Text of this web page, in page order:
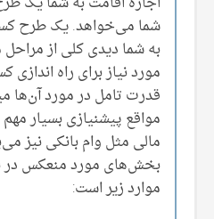
شما می‌‌خواهد. یک طرح
به شما دیدی کلی‌ از
مورد نیاز برای راه
قدرت تامل در مورد آن‌‌ها
مواقع پیشنیازی بسیار
مالی‌ مثل وام بانکی‌ نیز
بخش‌های مورد منعکس در
موارد زیر است: